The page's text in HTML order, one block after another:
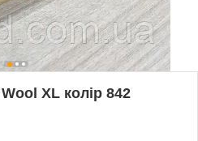
XL колір 842